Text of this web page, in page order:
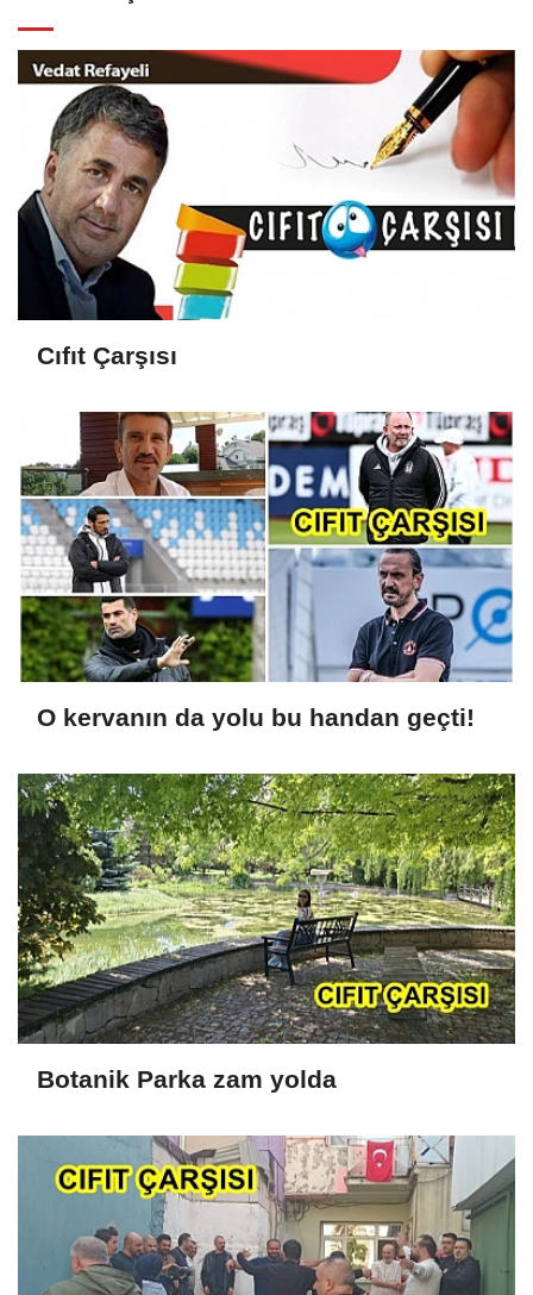
Cıfıt Çarşısı
O kervanın da yolu bu handan geçti!
Botanik Parka zam yolda